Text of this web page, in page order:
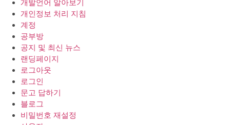
개발언어 알아보기
개인정보 처리 지침
계정
공부방
공지 및 최신 뉴스
랜딩페이지
로그아웃
로그인
문고 답하기
블로그
비밀번호 재설정